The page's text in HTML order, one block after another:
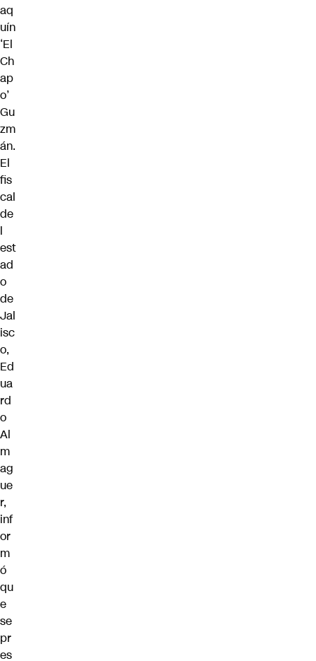
aq
uín
‘El
Ch
ap
o’
Gu
zm
án.
El
fis
cal
de
l
est
ad
o
de
Jal
isc
o,
Ed
ua
rd
o
Al
m
ag
ue
r,
inf
or
m
ó
qu
e
se
pr
es